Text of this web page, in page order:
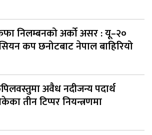
निलम्बनको अर्को असर : यू–२०
कप छनोटबाट नेपाल बाहिरियो
अवैध नदीजन्य पदार्थ
तीन टिप्पर नियन्त्रणमा